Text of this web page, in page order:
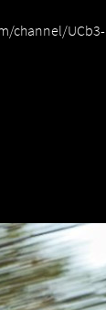
channel/UCb3-